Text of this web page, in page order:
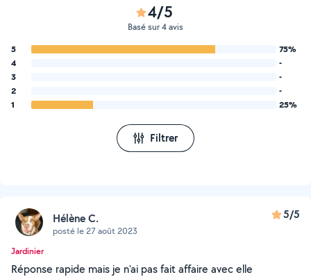
4/5
Basé sur 4 avis
5
75%
4
-
3
-
2
-
1
25%
Filtrer
Hélène C.
posté le 27 août 2023
5/5
Jardinier
Réponse rapide mais je n'ai pas fait affaire avec elle